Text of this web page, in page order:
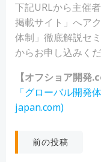
下記URLから主催
掲載サイト」へア
体制」徹底解説セ
からお申し込みく
【オフショア開発
「グローバル開発
japan.com)
投前の投稿